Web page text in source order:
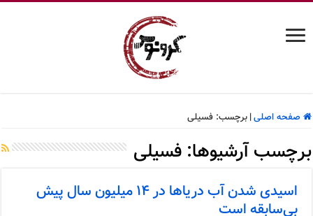
صفحه اصلی| برچسب:فسیلی
برچسب آرشیوها:فسیلی
اسیدی شدن آب دریاها در ۱۴ میلیون سال پیش
بی‌سابقه است